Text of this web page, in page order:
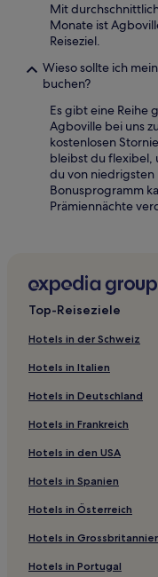
Mit
Monate ist
Reiseziel.
Wieso sollte ich
buchen?
Es gibt eine Reihe
Agboville bei uns
kostenlosen
bleibst du flexibel,
du von niedrigsten
Bonusprogramm
Prämiennächte
Top-Reiseziele
Hotels in der Schweiz
Hotels in Italien
Hotels in Deutschland
Hotels in Frankreich
Hotels in den USA
Hotels in Spanien
Hotels in Österreich
Hotels in
Hotels in Portugal